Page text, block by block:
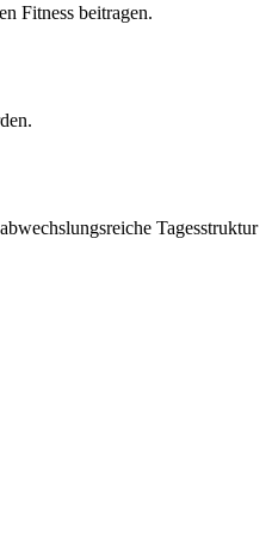
Fitness beitragen.
Tagesstruktur